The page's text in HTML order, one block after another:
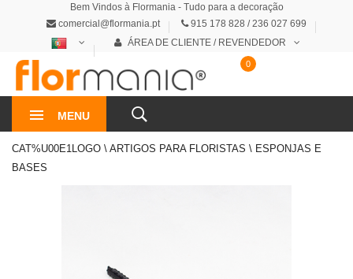
Bem Vindos à Flormania - Tudo para a decoração
comercial@flormania.pt
915 178 828 / 236 027 699
ÁREA DE CLIENTE / REVENDEDOR
MENU
0
CAT%U00E1LOGO \ ARTIGOS PARA FLORISTAS \ ESPONJAS E
BASES